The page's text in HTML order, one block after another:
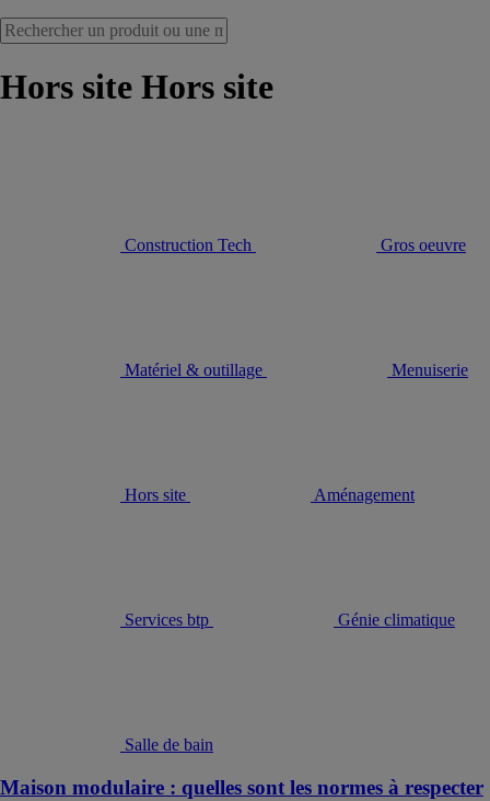
Hors site Hors site
Construction Tech Gros oeuvre
Matériel & outillage Menuiserie
Hors site Aménagement
Services btp Génie climatique
Salle de bain
Maison modulaire : quelles sont les normes à respecter